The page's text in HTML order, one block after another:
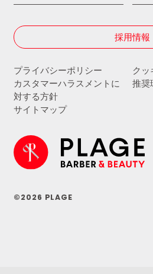
採用情報
プライバシーポリシー
クッ
カスタマーハラスメントに
対する方針
推奨
サイトマップ
©2026 PLAGE